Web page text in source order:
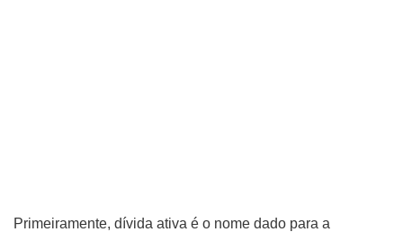
Primeiramente, dívida ativa é o nome dado para a